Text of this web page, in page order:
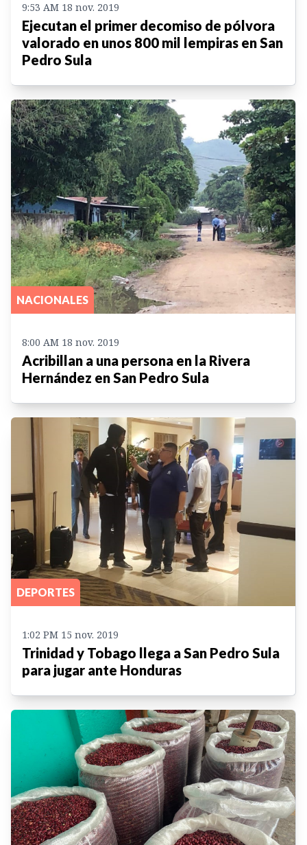
9:53 AM 18 nov. 2019
Ejecutan el primer decomiso de pólvora
valorado en unos 800 mil lempiras en San
Pedro Sula
NACIONALES
8:00 AM 18 nov. 2019
Acribillan a una persona en la Rivera
Hernández en San Pedro Sula
DEPORTES
1:02 PM 15 nov. 2019
Trinidad y Tobago llega a San Pedro Sula
para jugar ante Honduras